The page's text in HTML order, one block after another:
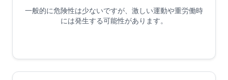
一般的に危険性は少ないですが、激しい運動や重労働時
には発生する可能性があります。